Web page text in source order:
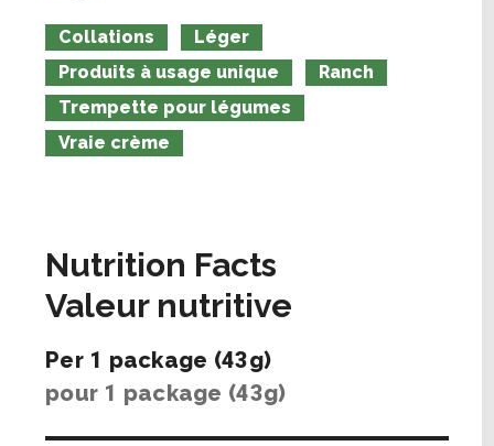
Collations
Léger
Produits à usage unique
Ranch
Trempette pour légumes
Vraie crème
Nutrition Facts
Valeur nutritive
Per 1 package (43g)
pour 1 package (43g)